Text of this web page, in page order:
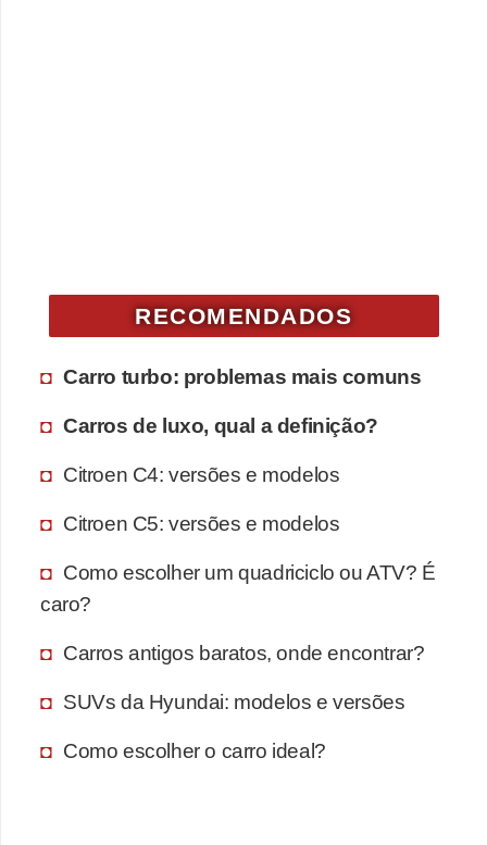
RECOMENDADOS
Carro turbo: problemas mais comuns
Carros de luxo, qual a definição?
Citroen C4: versões e modelos
Citroen C5: versões e modelos
Como escolher um quadriciclo ou ATV? É
caro?
Carros antigos baratos, onde encontrar?
SUVs da Hyundai: modelos e versões
Como escolher o carro ideal?